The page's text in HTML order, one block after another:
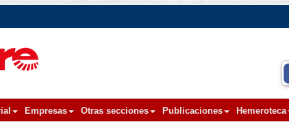
Empresas Otras secciones Publicaciones Hemeroteca